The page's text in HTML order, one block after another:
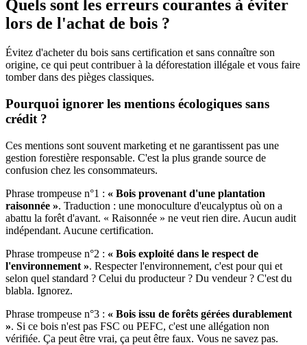
Quels sont les erreurs courantes à éviter
lors de l'achat de bois ?
Évitez d'acheter du bois sans certification et sans connaître son
origine, ce qui peut contribuer à la déforestation illégale et vous faire
tomber dans des pièges classiques.
Pourquoi ignorer les mentions écologiques sans
crédit ?
Ces mentions sont souvent marketing et ne garantissent pas une
gestion forestière responsable. C'est la plus grande source de
confusion chez les consommateurs.
Phrase trompeuse n°1 : « Bois provenant d'une plantation
raisonnée ». Traduction : une monoculture d'eucalyptus où on a
abattu la forêt d'avant. « Raisonnée » ne veut rien dire. Aucun audit
indépendant. Aucune certification.
Phrase trompeuse n°2 : « Bois exploité dans le respect de
l'environnement ». Respecter l'environnement, c'est pour qui et
selon quel standard ? Celui du producteur ? Du vendeur ? C'est du
blabla. Ignorez.
Phrase trompeuse n°3 : « Bois issu de forêts gérées durablement
». Si ce bois n'est pas FSC ou PEFC, c'est une allégation non
vérifiée. Ça peut être vrai, ça peut être faux. Vous ne savez pas.